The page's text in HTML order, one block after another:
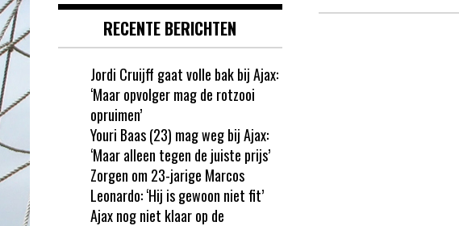
RECENTE BERICHTEN
Jordi Cruijff gaat volle bak bij Ajax:
‘Maar opvolger mag de rotzooi
opruimen’
Youri Baas (23) mag weg bij Ajax:
‘Maar alleen tegen de juiste prijs’
Zorgen om 23-jarige Marcos
Leonardo: ‘Hij is gewoon niet fit’
Ajax nog niet klaar op de